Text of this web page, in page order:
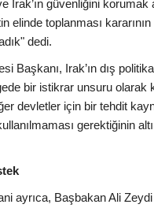
Irak’ın güvenliğini korumak
elinde toplanması
dedi.
Başkanı, Irak’ın dış
bir istikrar unsuru olarak
devletler için bir tehdit
gerektiğinin
ayrıca, Başbakan Ali